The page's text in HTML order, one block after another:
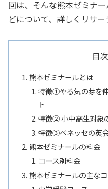
回は、そんな熊本ゼミナ
どについて、詳しくリサー
目次
熊本ゼミナールとは
特徴①やる気の芽を
ト
特徴② 小中高生対象
特徴➂ベネッセの英
熊本ゼミナールの料金
コース別料金
熊本ゼミナールの主な